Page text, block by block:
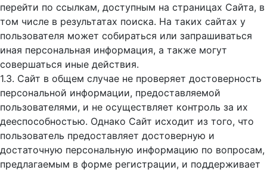
перейти по ссылкам, доступным на страницах Сайта, в
том числе в результатах поиска. На таких сайтах у
пользователя может собираться или запрашиваться
иная персональная информация, а также могут
совершаться иные действия.
1.3. Сайт в общем случае не проверяет достоверность
персональной информации, предоставляемой
пользователями, и не осуществляет контроль за их
дееспособностью. Однако Сайт исходит из того, что
пользователь предоставляет достоверную и
достаточную персональную информацию по вопросам,
предлагаемым в форме регистрации, и поддерживает